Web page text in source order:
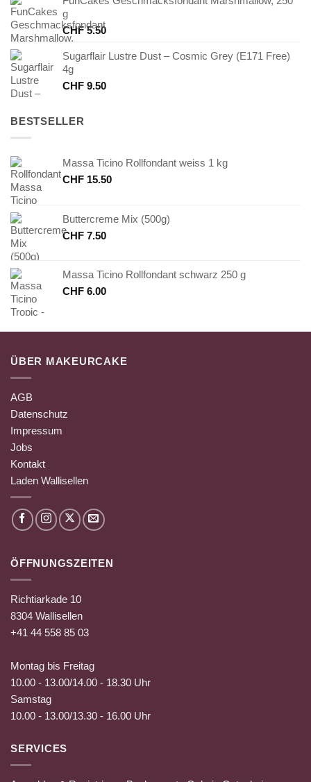
g
CHF5.50
Sugarflair Lustre Dust – Cosmic Grey (E171 Free)
4g
CHF 9.50
BESTSELLER
Massa Ticino Rollfondant weiss 1 kg
CHF 15.50
Buttercreme Mix (500g)
CHF 7.50
Massa Ticino Rollfondant schwarz 250 g
CHF 6.00
ÜBER MAKEURCAKE
AGB
Datenschutz
Impressum
Jobs
Kontakt
Laden Wallisellen
ÖFFNUNGSZEITEN
Richtiarkade 10
8304 Wallisellen
+41 44 558 85 03
Montag bis Freitag
10.00 - 13.00/14.00 - 18.30 Uhr
Samstag
10.00 - 13.00/13.30 - 16.00 Uhr
SERVICES